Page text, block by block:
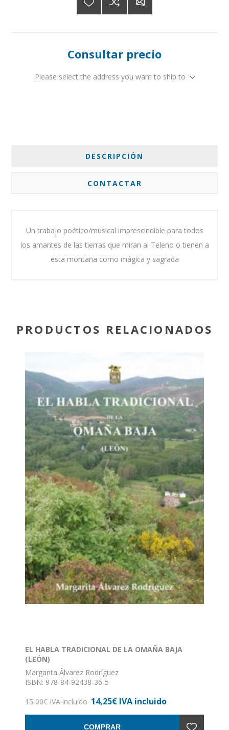
Consultar precio
Please select the address you want to ship to
DESCRIPCIÓN
CONTACTAR
Un trabajo poético/musical imprescindible para todos
los amantes de las tierras que miran al Teleno o tienen a
esta montaña como mágica y sagrada
PRODUCTOS RELACIONADOS
EL HABLA TRADICIONAL DE LA OMAÑA BAJA
(LEÓN)
Margarita Álvarez Rodríguez
ISBN: 978-84-92438-36-5
Nº de páginas: 302
enhorabuena, pues el estudio de Margarita Álvarez
15,00€ IVA incluido 14,25€ IVA incluido
COMPRAR